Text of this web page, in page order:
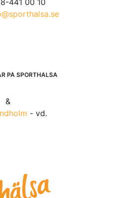
441 00 10
PÅ SPORTHÄLSA
&
- vd.